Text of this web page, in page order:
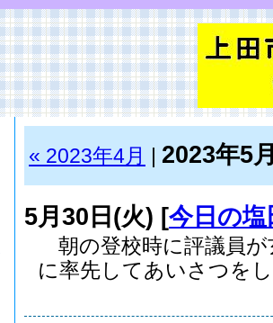
« 2023年4月 2023年5
5月30日(火) [今日の塩
朝の登校時に評議員が
に率先してあいさつを